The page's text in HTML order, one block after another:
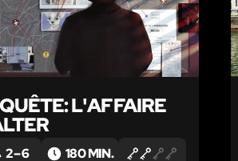
L'AFFAIRE
2 – 6 180 MIN.